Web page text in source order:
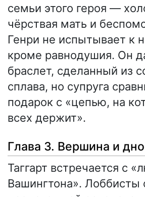
семьи этого героя —
чёрствая мать и
Генри не испытывает к
кроме равнодушия. Он
браслет, сделанный из
сплава, но супруга
подарок с «цепью, на
всех держит».
Глава 3. Вершина и дно
Таггарт встречается с
Вашингтона». Лоббисты